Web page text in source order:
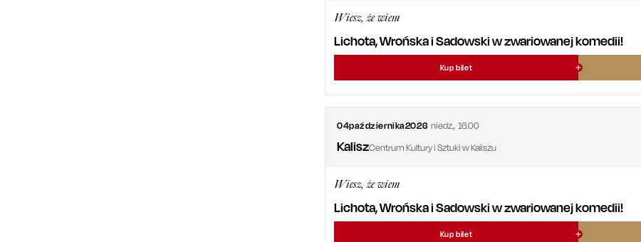
Wiesz, że wiem
Lichota, Wrońska i Sadowski w zwariowanej komedii!
Kup bilet
04października2026 niedz.,16.00
KaliszCentrum Kultury i Sztuki w Kaliszu
Wiesz, że wiem
Lichota, Wrońska i Sadowski w zwariowanej komedii!
Kup bilet